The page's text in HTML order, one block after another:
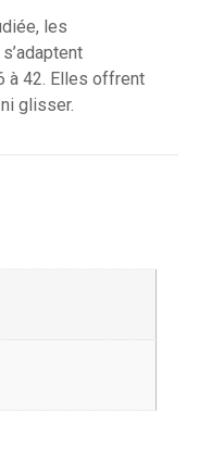
les
à 42. Elles offrent
glisser.